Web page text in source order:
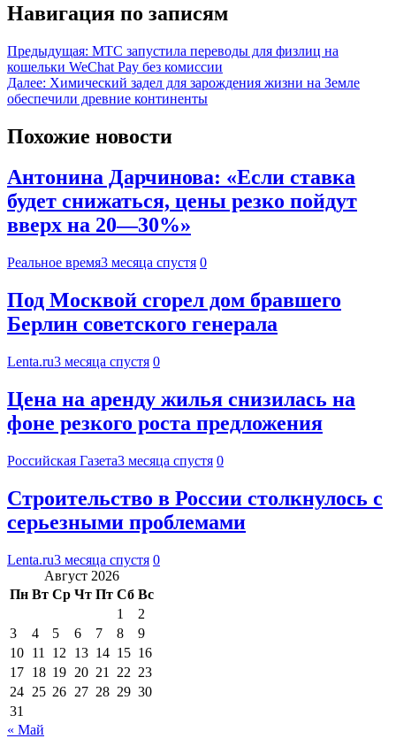
Навигация по записям
Предыдущая: МТС запустила переводы для физлиц на
кошельки WeChat Pay без комиссии
Далее: Химический задел для зарождения жизни на Земле
обеспечили древние континенты
Похожие новости
Антонина Дарчинова: «Если ставка
будет снижаться, цены резко пойдут
вверх на 20—30%»
Реальное время3 месяца спустя 0
Под Москвой сгорел дом бравшего
Берлин советского генерала
Lenta.ru3 месяца спустя 0
Цена на аренду жилья снизилась на
фоне резкого роста предложения
Российская Газета3 месяца спустя 0
Строительство в России столкнулось с
серьезными проблемами
Lenta.ru3 месяца спустя 0
Август 2026
Пн Вт Ср Чт Пт Сб Вс
1
2
3
4 5 6 7 8
9
10 11 12 13 14 15 16
17 18 19 20 21 22 23
24 25 26 27 28 29 30
31
« Май